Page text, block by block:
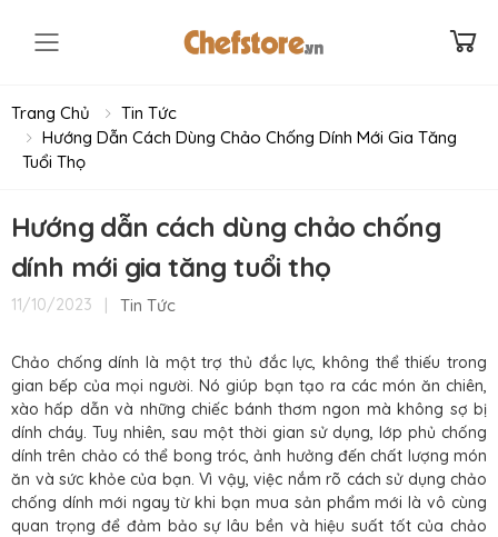
Toggle mobile menu
Trang Chủ
Tin Tức
Hướng Dẫn Cách Dùng Chảo Chống Dính Mới Gia Tăng
Tuổi Thọ
Hướng dẫn cách dùng chảo chống
dính mới gia tăng tuổi thọ
11/10/2023 | Tin Tức
Chảo chống dính là một trợ thủ đắc lực, không thể thiếu trong
gian bếp của mọi người. Nó giúp bạn tạo ra các món ăn chiên,
xào hấp dẫn và những chiếc bánh thơm ngon mà không sợ bị
dính cháy. Tuy nhiên, sau một thời gian sử dụng, lớp phủ chống
dính trên chảo có thể bong tróc, ảnh hưởng đến chất lượng món
ăn và sức khỏe của bạn. Vì vậy, việc nắm rõ cách sử dụng chảo
chống dính mới ngay từ khi bạn mua sản phẩm mới là vô cùng
quan trọng để đảm bảo sự lâu bền và hiệu suất tốt của chảo